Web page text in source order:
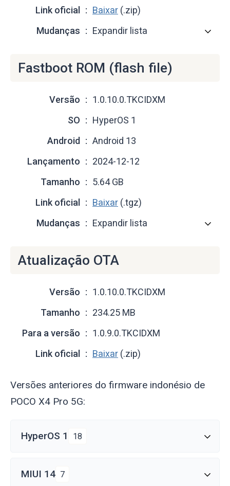
Link oficial
Baixar (.zip)
Mudanças
Expandir lista
Fastboot ROM (flash file)
Versão
1.0.10.0.TKCIDXM
SO
HyperOS 1
Android
Android 13
Lançamento
2024-12-12
Tamanho
5.64 GB
Link oficial
Baixar (.tgz)
Mudanças
Expandir lista
Atualização OTA
Versão
1.0.10.0.TKCIDXM
Tamanho
234.25 MB
Para a versão
1.0.9.0.TKCIDXM
Link oficial
Baixar (.zip)
Versões anteriores do firmware indonésio de
POCO X4 Pro 5G:
HyperOS 1 18
MIUI 14 7